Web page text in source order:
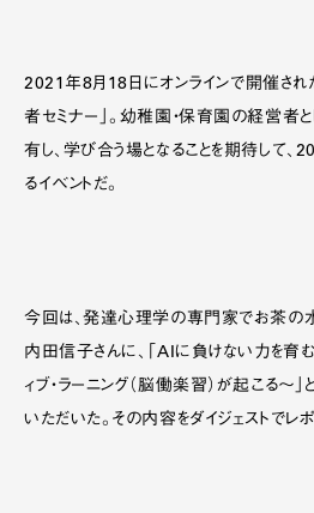
2021年8月18日にオンラインで開催され
者セミナー」。幼稚園・保育園の経営者
有し、学び合う場となることを期待して
るイベントだ。
今回は、発達心理学の専門家でお茶の
内田信子さんに、「AIに負けない力を育
ィブ・ラーニング（脳働楽習）が起こる～
いただいた。その内容をダイジェストでレポ